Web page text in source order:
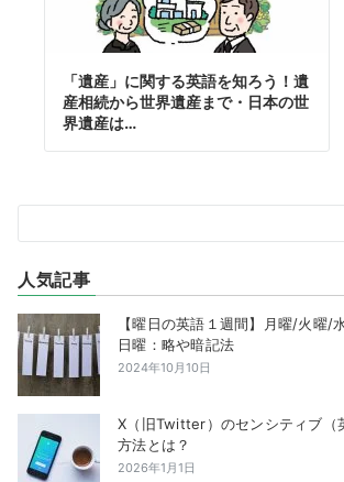
「遺産」に関する英語を知ろう！遺
産相続から世界遺産まで・日本の世
界遺産は…
人気記事
【曜日の英語１週間】月曜/火曜
日曜：略や暗記法
2024年10月10日
X（旧Twitter）のセンシティブ（
方法とは？
2026年1月1日